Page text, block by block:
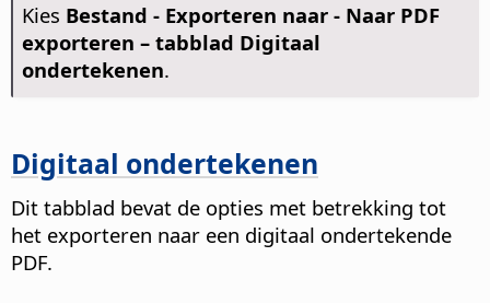
Kies Bestand - Exporteren naar - Naar PDF
exporteren – tabblad Digitaal
ondertekenen.
Digitaal ondertekenen
Dit tabblad bevat de opties met betrekking tot
het exporteren naar een digitaal ondertekende
PDF.